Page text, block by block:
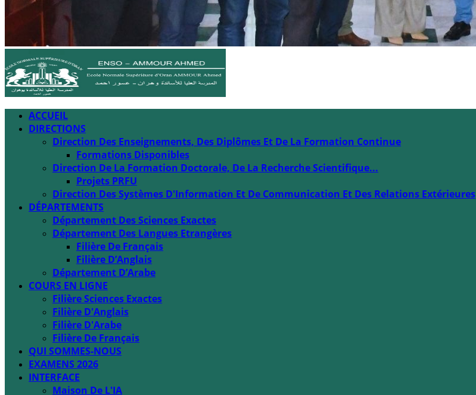
ACCUEIL
DIRECTIONS
Direction Des Enseignements, Des Diplômes Et De La Formation Continue
Formations Disponibles
Direction De La Formation Doctorale, De La Recherche Scientifique...
Projets PRFU
Direction Des Systèmes D'Information Et De Communication Et Des Relations Extérieures
DÉPARTEMENTS
Département Des Sciences Exactes
Département Des Langues Etrangères
Filière De Français
Filière D’Anglais
Département D’Arabe
COURS EN LIGNE
Filière Sciences Exactes
Filière D'Anglais
Filière D'Arabe
Filière De Français
QUI SOMMES-NOUS
EXAMENS 2026
INTERFACE
Maison De L'IA